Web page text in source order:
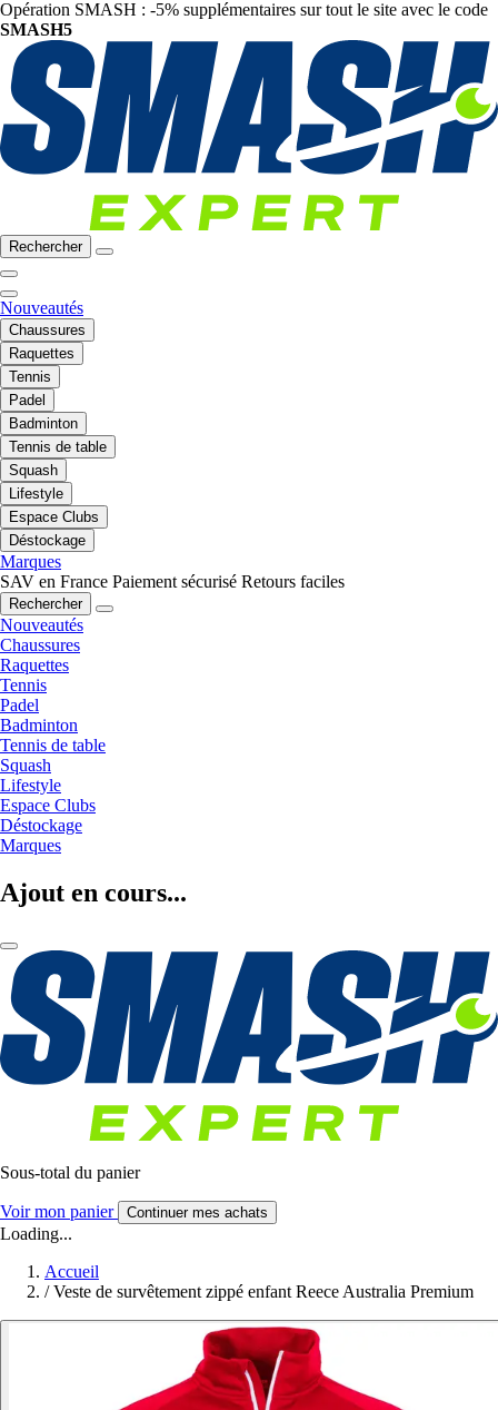
Opération SMASH : -5% supplémentaires sur tout le site avec le code
SMASH5
Rechercher
Nouveautés
Chaussures
Raquettes
Tennis
Padel
Badminton
Tennis de table
Squash
Lifestyle
Espace Clubs
Déstockage
Marques
SAV en France Paiement sécurisé Retours faciles
Rechercher
Nouveautés
Chaussures
Raquettes
Tennis
Padel
Badminton
Tennis de table
Squash
Lifestyle
Espace Clubs
Déstockage
Marques
Ajout en cours...
Sous-total du panier
Voir mon panier Continuer mes achats
Loading...
Accueil
/ Veste de survêtement zippé enfant Reece Australia Premium